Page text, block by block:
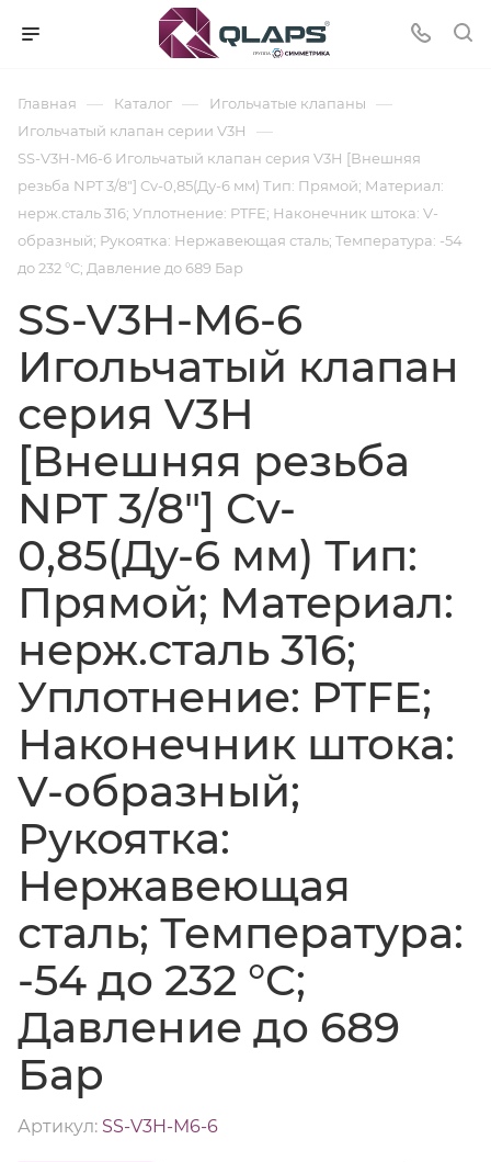
Главная — Каталог — Игольчатые клапаны —
Игольчатый клапан серии V3H —
SS-V3H-M6-6 Игольчатый клапан серия V3H [Внешняя
резьба NPT 3/8"] Cv-0,85(Ду-6 мм) Тип: Прямой; Материал:
нерж.сталь 316; Уплотнение: PTFE; Наконечник штока: V-
образный; Рукоятка: Нержавеющая сталь; Температура: -54
до 232 °C; Давление до 689 Бар
SS-V3H-M6-6
Игольчатый клапан
серия V3H
[Внешняя резьба
NPT 3/8"] Cv-
0,85(Ду-6 мм) Тип:
Прямой; Материал:
нерж.сталь 316;
Уплотнение: PTFE;
Наконечник штока:
V-образный;
Рукоятка:
Нержавеющая
сталь; Температура:
-54 до 232 °C;
Давление до 689
Бар
Артикул: SS-V3H-M6-6